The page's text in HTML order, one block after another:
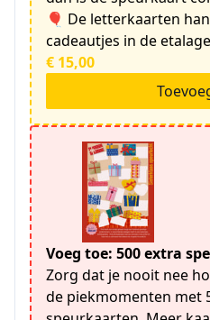
🎈 De letterkaarten
cadeautjes in de etalage
€ 15,00
Voeg toe: 500 extra
Zorg dat je nooit nee
de piekmomenten met